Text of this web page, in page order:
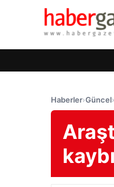
Haberler›Güncel›